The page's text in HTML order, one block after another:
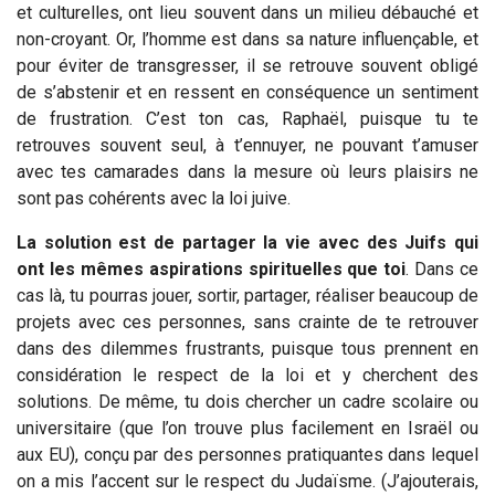
et culturelles, ont lieu souvent dans un milieu débauché et
non-croyant. Or, l’homme est dans sa nature influençable, et
pour éviter de transgresser, il se retrouve souvent obligé
de s’abstenir et en ressent en conséquence un sentiment
de frustration. C’est ton cas, Raphaël, puisque tu te
retrouves souvent seul, à t’ennuyer, ne pouvant t’amuser
avec tes camarades dans la mesure où leurs plaisirs ne
sont pas cohérents avec la loi juive.
La solution est de partager la vie avec des Juifs qui
ont les mêmes aspirations spirituelles que toi. Dans ce
cas là, tu pourras jouer, sortir, partager, réaliser beaucoup de
projets avec ces personnes, sans crainte de te retrouver
dans des dilemmes frustrants, puisque tous prennent en
considération le respect de la loi et y cherchent des
solutions. De même, tu dois chercher un cadre scolaire ou
universitaire (que l’on trouve plus facilement en Israël ou
aux EU), conçu par des personnes pratiquantes dans lequel
on a mis l’accent sur le respect du Judaïsme. (J’ajouterais,